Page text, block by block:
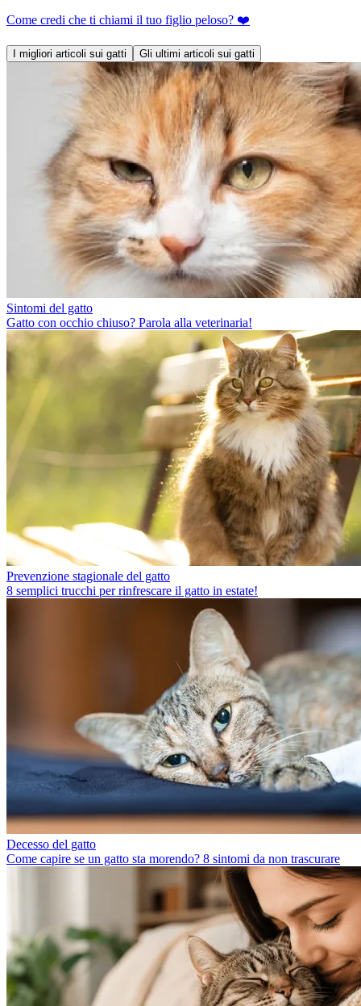
Come credi che ti chiami il tuo figlio peloso? ❤️
I migliori articoli sui gatti Gli ultimi articoli sui gatti
Sintomi del gatto
Gatto con occhio chiuso? Parola alla veterinaria!
Prevenzione stagionale del gatto
8 semplici trucchi per rinfrescare il gatto in estate!
Decesso del gatto
Come capire se un gatto sta morendo? 8 sintomi da non trascurare